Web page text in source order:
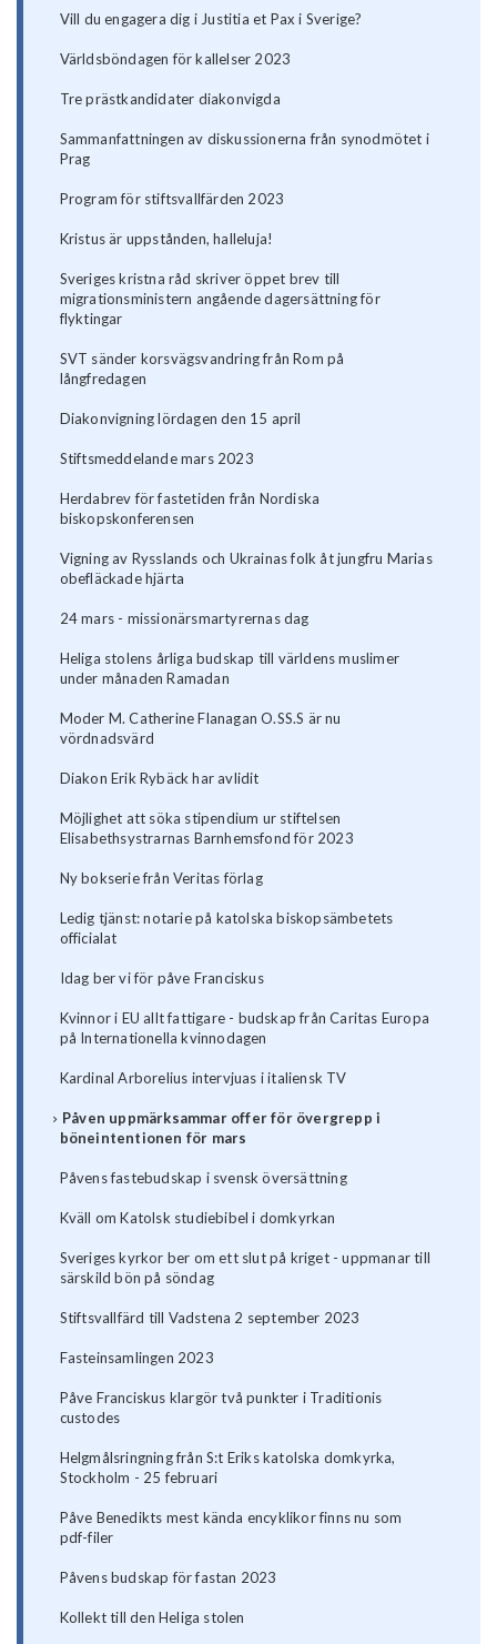
Vill du engagera dig i Justitia et Pax i Sverige?
Världsböndagen för kallelser 2023
Tre prästkandidater diakonvigda
Sammanfattningen av diskussionerna från synodmötet i
Prag
Program för stiftsvallfärden 2023
Kristus är uppstånden, halleluja!
Sveriges kristna råd skriver öppet brev till
migrationsministern angående dagersättning för
flyktingar
SVT sänder korsvägsvandring från Rom på
långfredagen
Diakonvigning lördagen den 15 april
Stiftsmeddelande mars 2023
Herdabrev för fastetiden från Nordiska
biskopskonferensen
Vigning av Rysslands och Ukrainas folk åt jungfru Marias
obefläckade hjärta
24 mars - missionärsmartyrernas dag
Heliga stolens årliga budskap till världens muslimer
under månaden Ramadan
Moder M. Catherine Flanagan O.SS.S är nu
vördnadsvärd
Diakon Erik Rybäck har avlidit
Möjlighet att söka stipendium ur stiftelsen
Elisabethsystrarnas Barnhemsfond för 2023
Ny bokserie från Veritas förlag
Ledig tjänst: notarie på katolska biskopsämbetets
officialat
Idag ber vi för påve Franciskus
Kvinnor i EU allt fattigare - budskap från Caritas Europa
på Internationella kvinnodagen
Kardinal Arborelius intervjuas i italiensk TV
Påven uppmärksammar offer för övergrepp i
böneintentionen för mars
Påvens fastebudskap i svensk översättning
Kväll om Katolsk studiebibel i domkyrkan
Sveriges kyrkor ber om ett slut på kriget - uppmanar till
särskild bön på söndag
Stiftsvallfärd till Vadstena 2 september 2023
Fasteinsamlingen 2023
Påve Franciskus klargör två punkter i Traditionis
custodes
Helgmålsringning från S:t Eriks katolska domkyrka,
Stockholm - 25 februari
Påve Benedikts mest kända encyklikor finns nu som
pdf-filer
Påvens budskap för fastan 2023
Kollekt till den Heliga stolen